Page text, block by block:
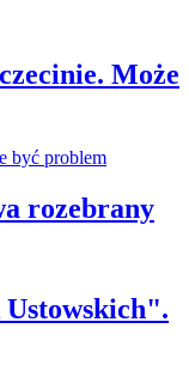
Może
rozebrany